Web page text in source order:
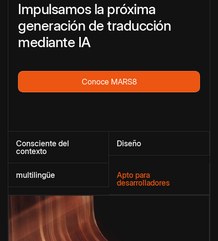
Impulsamos la próxima
generación de traducción
mediante IA
Conoce MARS8
Consciente del
contexto
Diseño
multilingüe
Apto para
desarrolladores